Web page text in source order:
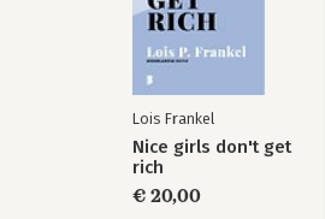
Lois Frankel
Nice girls don't get
rich
€ 20,00